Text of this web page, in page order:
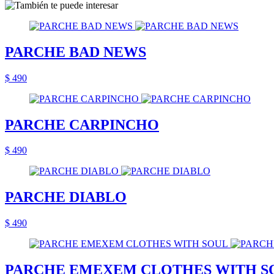
PARCHE BAD NEWS
$ 490
PARCHE CARPINCHO
$ 490
PARCHE DIABLO
$ 490
PARCHE EMEXEM CLOTHES WITH